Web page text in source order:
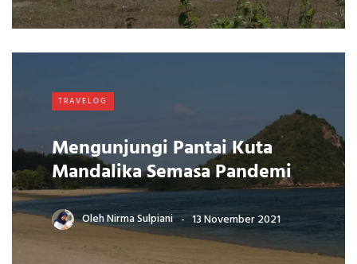
TRAVELOG
Mengunjungi Pantai Kuta
Mandalika Semasa Pandemi
OlehNirma Sulpiani 13 November 2021